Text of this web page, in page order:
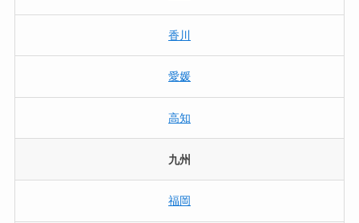
香川
愛媛
高知
九州
福岡